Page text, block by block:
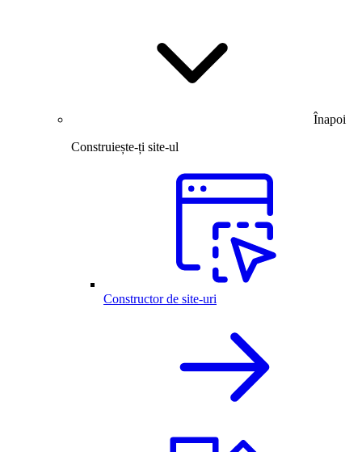
Înapoi
Construiește-ți site-ul
Constructor de site-uri